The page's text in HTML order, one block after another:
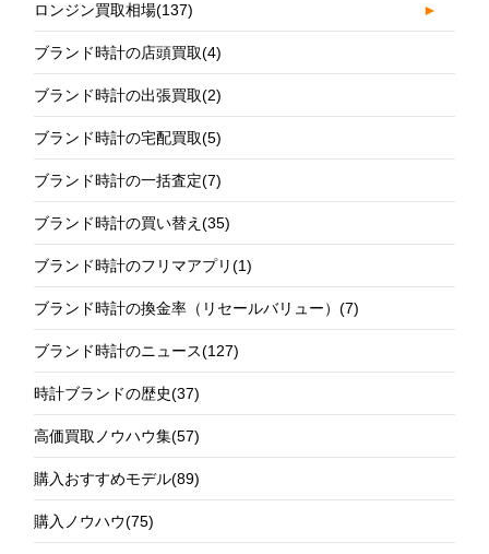
ロンジン買取相場(137) ►
ブランド時計の店頭買取(4)
ブランド時計の出張買取(2)
ブランド時計の宅配買取(5)
ブランド時計の一括査定(7)
ブランド時計の買い替え(35)
ブランド時計のフリマアプリ(1)
ブランド時計の換金率（リセールバリュー）(7)
ブランド時計のニュース(127)
時計ブランドの歴史(37)
高価買取ノウハウ集(57)
購入おすすめモデル(89)
購入ノウハウ(75)